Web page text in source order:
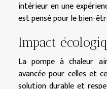
intérieur en une
est pensé pour le bien-
Impact
La pompe à chaleur
avancée pour celles et
solution durable et